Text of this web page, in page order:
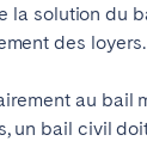
la solution du
des loyers.
au bail
un bail civil